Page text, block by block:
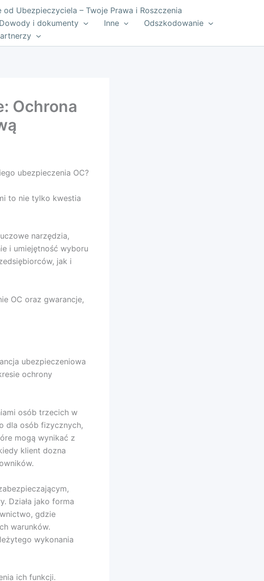
od Ubezpieczyciela – Twoje Prawa i Roszczenia
Dowody i dokumenty Inne
Odszkodowanie
Ochrona
ubezpieczenia OC?
to nie tylko kwestia
narzędzia,
i umiejętność wyboru
jak i
OC oraz gwarancje,
ubezpieczeniowa
ochrony
osób trzecich w
dla osób fizycznych,
mogą wynikać z
klient dozna
Działa jako forma
gdzie
warunków.
wykonania
ich funkcji.